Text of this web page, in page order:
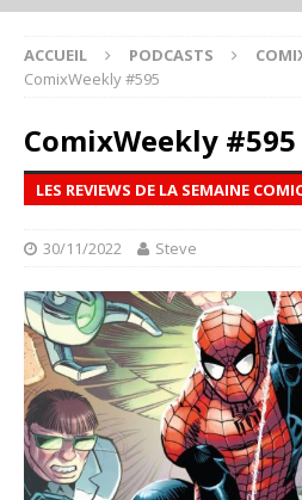
ACCUEIL PODCASTS
ComixWeekly #595
ComixWeekly #595
LES REVIEWS DE LA SEMAINE
30/11/2022 Steve